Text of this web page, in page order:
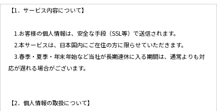
【1．サービス内容について】
1.お客様の個人情報は、安全な手段（SSL等）で送信されます。
2.本サービスは、日本国内にご在住の方に限らせていただきます。
3.春季・夏季・年末年始など当社が長期連休に入る期間は、通常よりも対
応が遅れる場合がございます。
【2．個人情報の取扱について】